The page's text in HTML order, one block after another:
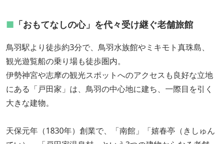
■ 「おもてなしの心」を代々受け継ぐ老舗旅館
鳥羽駅より徒歩約3分で、鳥羽水族館やミキモト真珠島、
観光遊覧船の乗り場も徒歩圏内。
伊勢神宮や志摩の観光スポットへのアクセスも良好な立地
にある「戸田家」は、鳥羽の中心地に建ち、一際目を引く
大きな建物。
天保元年（1830年）創業で、「南館」「嬉春亭（きしゅん